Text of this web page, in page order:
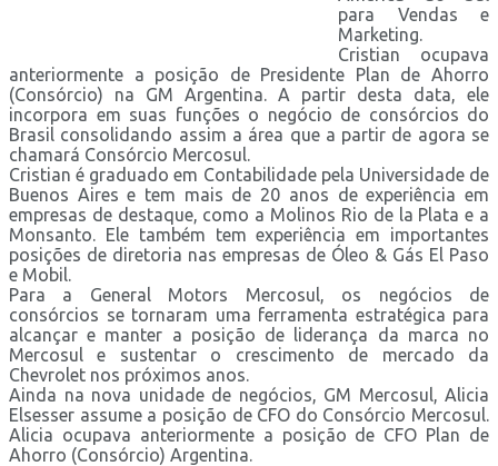
para Vendas e
Marketing.
Cristian ocupava
anteriormente a posição de Presidente Plan de Ahorro
(Consórcio) na GM Argentina. A partir desta data, ele
incorpora em suas funções o negócio de consórcios do
Brasil consolidando assim a área que a partir de agora se
chamará Consórcio Mercosul.
Cristian é graduado em Contabilidade pela Universidade de
Buenos Aires e tem mais de 20 anos de experiência em
empresas de destaque, como a Molinos Rio de la Plata e a
Monsanto. Ele também tem experiência em importantes
posições de diretoria nas empresas de Óleo & Gás El Paso
e Mobil.
Para a General Motors Mercosul, os negócios de
consórcios se tornaram uma ferramenta estratégica para
alcançar e manter a posição de liderança da marca no
Mercosul e sustentar o crescimento de mercado da
Chevrolet nos próximos anos.
Ainda na nova unidade de negócios, GM Mercosul, Alicia
Elsesser assume a posição de CFO do Consórcio Mercosul.
Alicia ocupava anteriormente a posição de CFO Plan de
Ahorro (Consórcio) Argentina.